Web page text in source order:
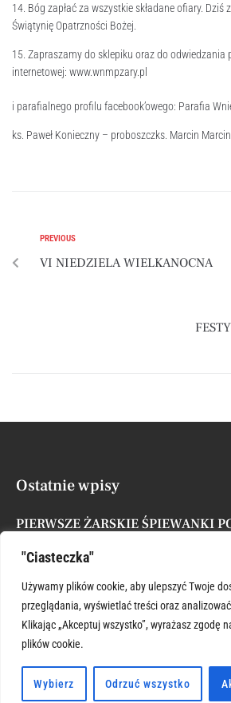
"Ciasteczka"
Używamy plików cookie, aby ulepszyć Twoje
przeglądania, wyświetlać treści oraz
Klikając „Akceptuj wszystko”, wyrażasz zgodę
plików cookie.
Wybierz Odrzuć wszystko
14. Bóg zapłać za wszystkie składane ofiary. Dziś
Świątynię Opatrzności Bożej.
15. Zapraszamy do sklepiku oraz do odwiedzania
internetowej: www.wnmpzary.pl
i parafialnego profilu facebook’owego: Parafia
ks. Paweł Konieczny – proboszczks. Marcin
PREVIOUS
VI NIEDZIELA WIELKANOCNA
Ostatnie wpisy
PIERWSZE ŻARSKIE ŚPIEWANKI
XVII NIEDZIELA ZWYKŁA
Posted byAdministrator 26 lipca, 2026
ŚWIĘTY KRZYSZTOFIE WSPIERAJ
Posted byAdministrator 26 lipca, 2026